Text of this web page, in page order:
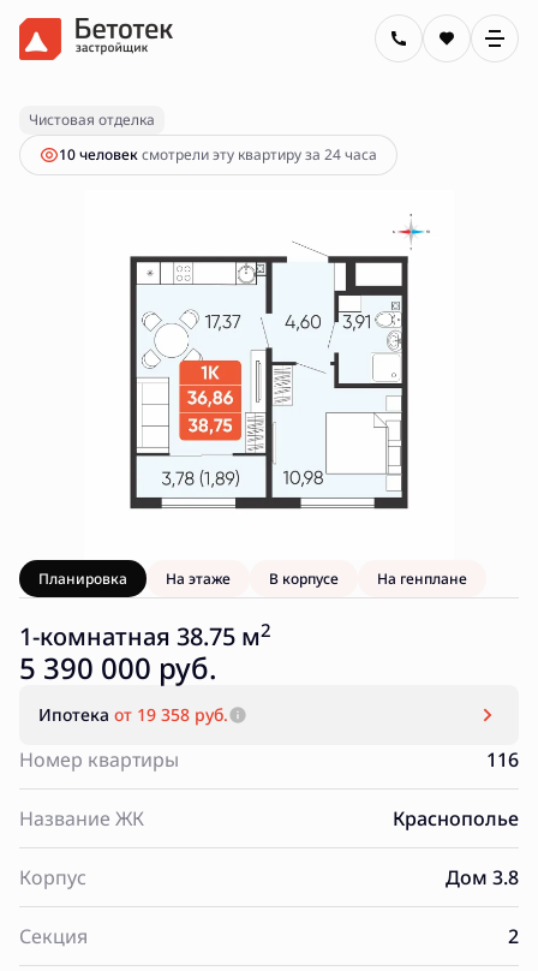
1-комнатная38.75 м 5 390 000 руб.
Ипотекаот 19 358 руб.
Чистовая отделка
10 человексмотрели эту квартиру за 24 часа
Планировка На этаже В корпусе На генплане
1-комнатная 38.75 м2
5 390 000 руб.
Ипотека от 19 358 руб.
Номер квартиры 116
Название ЖК Краснополье
Корпус Дом 3.8
Секция 2